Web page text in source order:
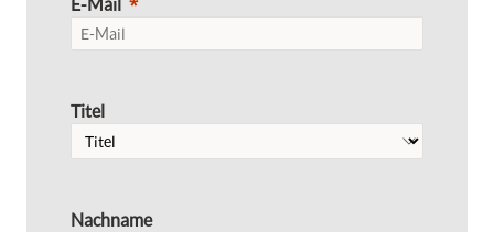
Titel
Nachname